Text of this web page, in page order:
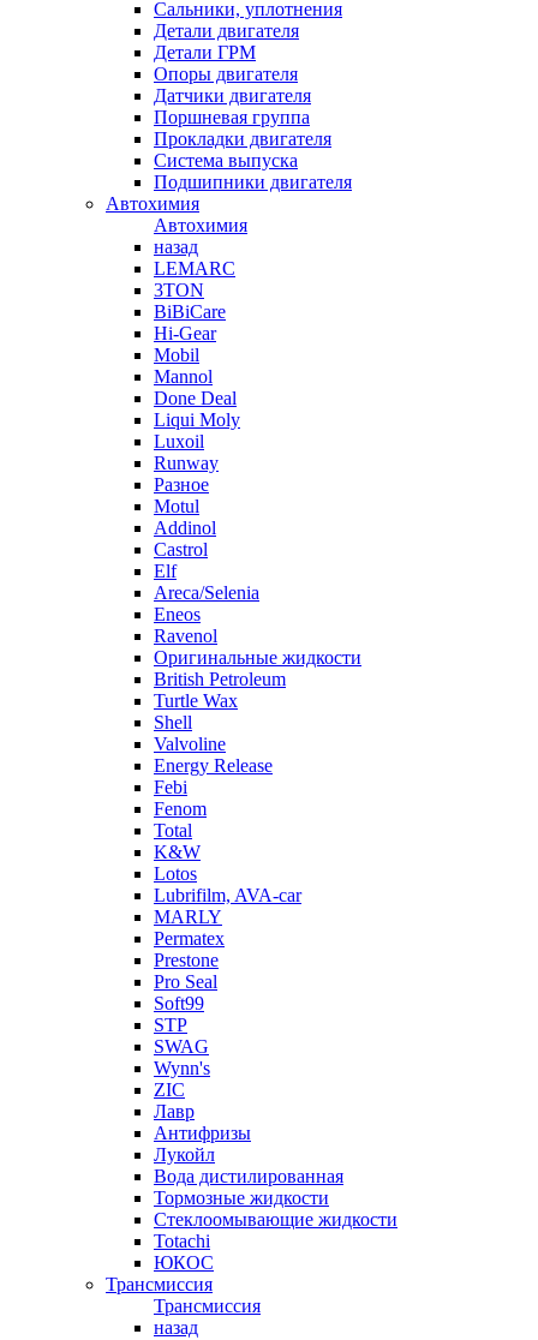
Сальники, уплотнения
Детали двигателя
Детали ГРМ
Опоры двигателя
Датчики двигателя
Поршневая группа
Прокладки двигателя
Система выпуска
Подшипники двигателя
Автохимия
Автохимия
назад
LEMARC
3TON
BiBiCare
Hi-Gear
Mobil
Mannol
Done Deal
Liqui Moly
Luxoil
Runway
Разное
Motul
Addinol
Castrol
Elf
Areca/Selenia
Eneos
Ravenol
Оригинальные жидкости
British Petroleum
Turtle Wax
Shell
Valvoline
Energy Release
Febi
Fenom
Total
K&W
Lotos
Lubrifilm, AVA-car
MARLY
Permatex
Prestone
Pro Seal
Soft99
STP
SWAG
Wynn's
ZIC
Лавр
Антифризы
Лукойл
Вода дистилированная
Тормозные жидкости
Стеклоомывающие жидкости
Totachi
ЮКОС
Трансмиссия
Трансмиссия
назад